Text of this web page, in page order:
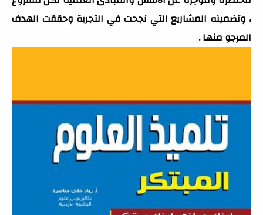
، وتضمينه المشاريع التي نجحت في التجربة وحققت الهدف
المرجو منها .